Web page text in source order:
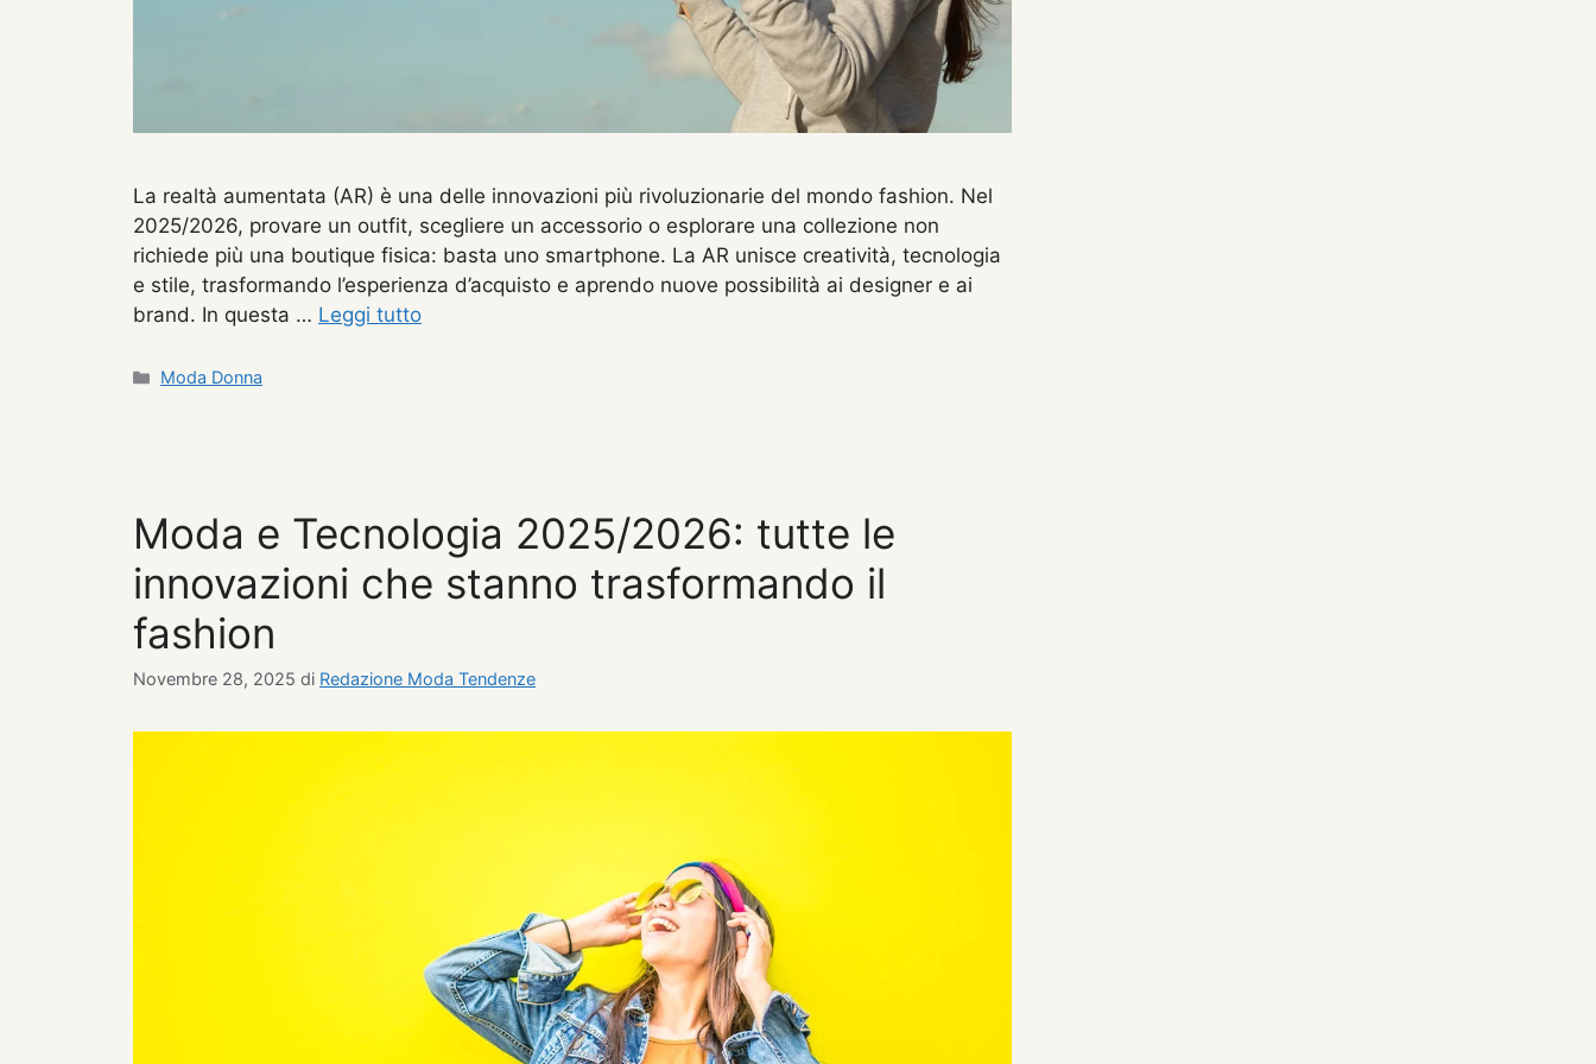
La realtà aumentata (AR) è una delle innovazioni più rivoluzionarie del mondo fashion. Nel
2025/2026, provare un outfit, scegliere un accessorio o esplorare una collezione non
richiede più una boutique fisica: basta uno smartphone. La AR unisce creatività, tecnologia
e stile, trasformando l’esperienza d’acquisto e aprendo nuove possibilità ai designer e ai
brand. In questa … Leggi tutto
Categorie
Moda Donna
Moda e Tecnologia 2025/2026: tutte le
innovazioni che stanno trasformando il
fashion
Novembre 28, 2025 di Redazione Moda Tendenze